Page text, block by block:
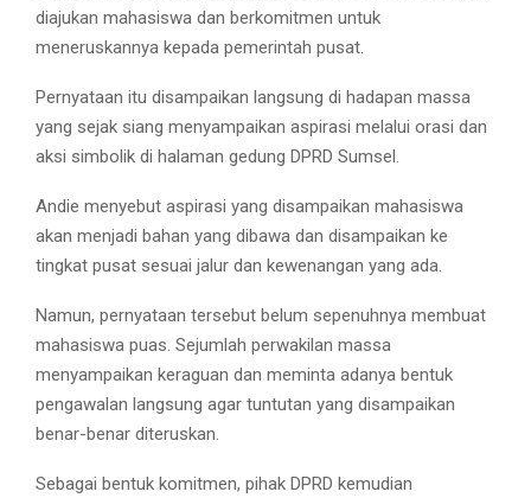
diajukan mahasiswa dan berkomitmen untuk
meneruskannya kepada pemerintah pusat.
Pernyataan itu disampaikan langsung di hadapan massa
yang sejak siang menyampaikan aspirasi melalui orasi dan
aksi simbolik di halaman gedung DPRD Sumsel.
Andie menyebut aspirasi yang disampaikan mahasiswa
akan menjadi bahan yang dibawa dan disampaikan ke
tingkat pusat sesuai jalur dan kewenangan yang ada.
Namun, pernyataan tersebut belum sepenuhnya membuat
mahasiswa puas. Sejumlah perwakilan massa
menyampaikan keraguan dan meminta adanya bentuk
pengawalan langsung agar tuntutan yang disampaikan
benar-benar diteruskan.
Sebagai bentuk komitmen, pihak DPRD kemudian